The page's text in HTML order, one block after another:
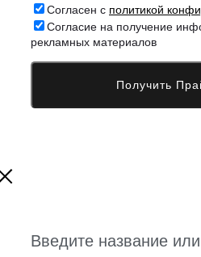
Согласен с политикой
Согласие на получение
рекламных материалов
Введите название